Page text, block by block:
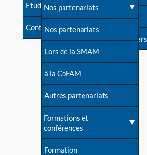
Une question sur le site
Etudes récentes
Contact
Forum
S'inscrire à nos newsletters
Nos partenariats
Nos partenariats
Lors de la SMAM
à la CoFAM
Autres partenariats
Formations et
conférences
Formation